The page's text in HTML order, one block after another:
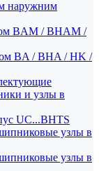
наружним
BAM / BHAM /
BA / BHA / HK /
и узлы в
UC...BHTS
узлы в
узлы в